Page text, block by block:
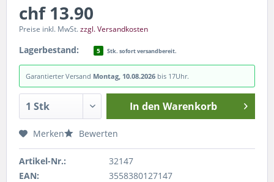
chf 13.90
Preise inkl. MwSt.zzgl. Versandkosten
Lagerbestand: 5 Stk. sofort versandbereit.
Garantierter Versand Montag, 10.08.2026 bis 17Uhr.
In den Warenkorb
Merken Bewerten
Artikel-Nr.:
32147
EAN:
3558380127147